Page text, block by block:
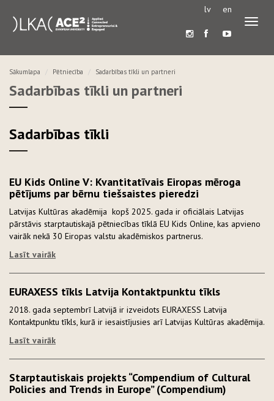
lv en
Sākumlapa Pētniecība Sadarbības tīkli un partneri
Sadarbības tīkli un partneri
Sadarbības tīkli
EU Kids Online V: Kvantitatīvais Eiropas mēroga
pētījums par bērnu tiešsaistes pieredzi
Latvijas Kultūras akadēmija kopš 2025. gada ir oficiālais Latvijas
pārstāvis starptautiskajā pētniecības tīklā EU Kids Online, kas apvieno
vairāk nekā 30 Eiropas valstu akadēmiskos partnerus.
Lasīt vairāk
EURAXESS tīkls Latvija Kontaktpunktu tīkls
2018. gada septembrī Latvijā ir izveidots EURAXESS Latvija
Kontaktpunktu tīkls, kurā ir iesaistījusies arī Latvijas Kultūras akadēmija.
Lasīt vairāk
Starptautiskais projekts “Compendium of Cultural
Policies and Trends in Europe” (Compendium)